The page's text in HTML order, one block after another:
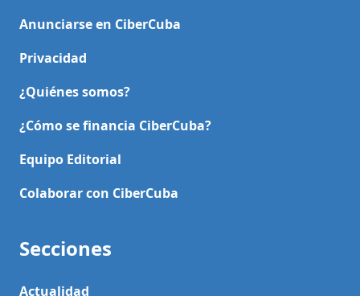
Anunciarse en CiberCuba
Privacidad
¿Quiénes somos?
¿Cómo se financia CiberCuba?
Equipo Editorial
Colaborar con CiberCuba
Secciones
Actualidad